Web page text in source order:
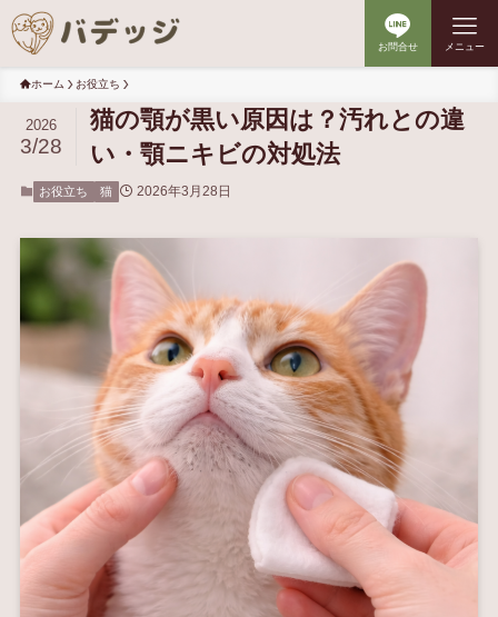
お問合せ メニュー
ホーム お役立ち
猫の顎が黒い原因は？汚れとの違
い・顎ニキビの対処法
2026
3/28
お役立ち 猫 2026年3月28日